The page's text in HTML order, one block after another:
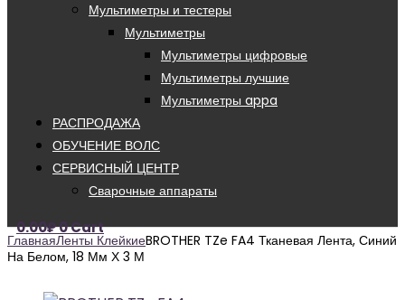
Мультиметры и тестеры
Мультиметры
Мультиметры цифровые
Мультиметры лучшие
Мультиметры appa
РАСПРОДАЖА
ОБУЧЕНИЕ ВОЛС
СЕРВИСНЫЙ ЦЕНТР
Сварочные аппараты
0.00₽0Cart
ГлавнаяЛенты КлейкиеBROTHER TZe FA4 Тканевая Лента, Синий
На Белом, 18 Мм Х 3 М